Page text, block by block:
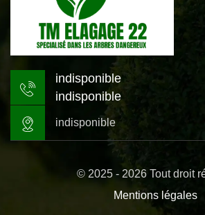
indisponible
indisponible
indisponible
© 2025 - 2026 Tout droit
Mentions légales